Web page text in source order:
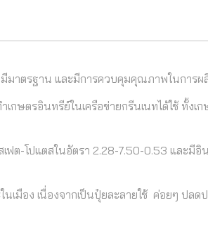
มาตรฐาน และมีการควบคุมคุณภาพในการผ
กษตรอินทรีย์ในเครือข่ายกรีนเนทได้ใช้ ทั้งเ
ฟต-โปแตสในอัตรา 2.28-7.50-0.53 และมีอิ
เมือง เนื่องจากเป็นปุ๋ยละลายใช้ ค่อยๆ ปลด